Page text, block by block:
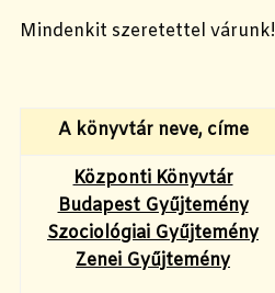
Mindenkit szeretettel várunk!
A könyvtár neve, címe
Központi Könyvtár
Budapest Gyűjtemény
Szociológiai Gyűjtemény
Zenei Gyűjtemény